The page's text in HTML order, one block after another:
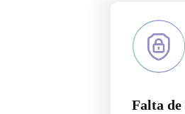
Falta